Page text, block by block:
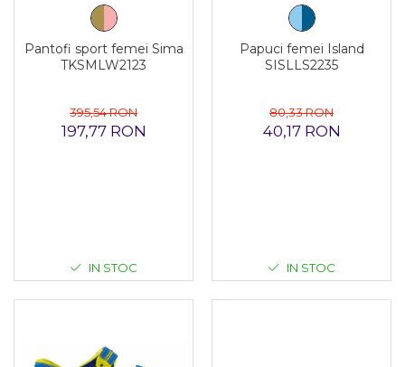
Pantofi sport femei Sima
TKSMLW2123
395,54 RON
197,77 RON
IN STOC
Papuci femei Island
SISLLS2235
80,33 RON
40,17 RON
IN STOC